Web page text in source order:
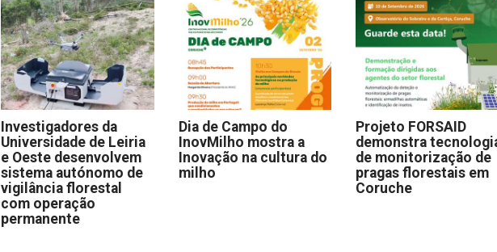
Investigadores da
Universidade de Leiria
e Oeste desenvolvem
sistema autónomo de
vigilância florestal
com operação
permanente
Dia de Campo do
InovMilho mostra a
Inovação na cultura do
milho
Projeto FORSAID
demonstra
de monitorização de
pragas florestais em
Coruche